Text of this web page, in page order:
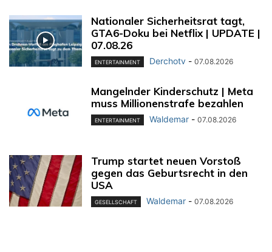
Nationaler Sicherheitsrat tagt,
GTA6-Doku bei Netflix | UPDATE |
07.08.26
ENTERTAINMENT Derchotv - 07.08.2026
Mangelnder Kinderschutz | Meta
muss Millionenstrafe bezahlen
ENTERTAINMENT Waldemar - 07.08.2026
Trump startet neuen Vorstoß
gegen das Geburtsrecht in den
USA
GESELLSCHAFT Waldemar - 07.08.2026